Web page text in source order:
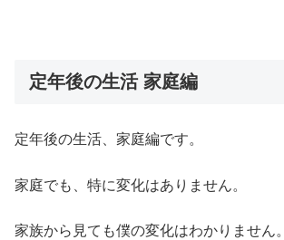
定年後の生活 家庭編
定年後の生活、家庭編です。
家庭でも、特に変化はありません。
家族から見ても僕の変化はわかりません。